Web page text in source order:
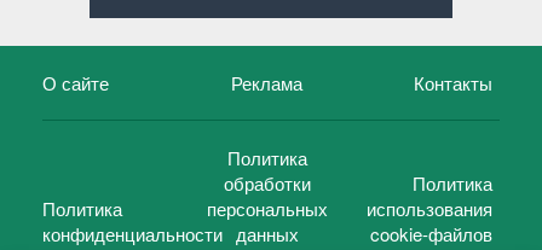
О сайте Реклама Контакты
Политика
конфиденциальности
Политика
обработки
персональных
данных
Политика
использования
cookie-файлов